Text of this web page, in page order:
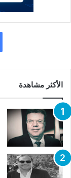
الأكثر مشاهدة